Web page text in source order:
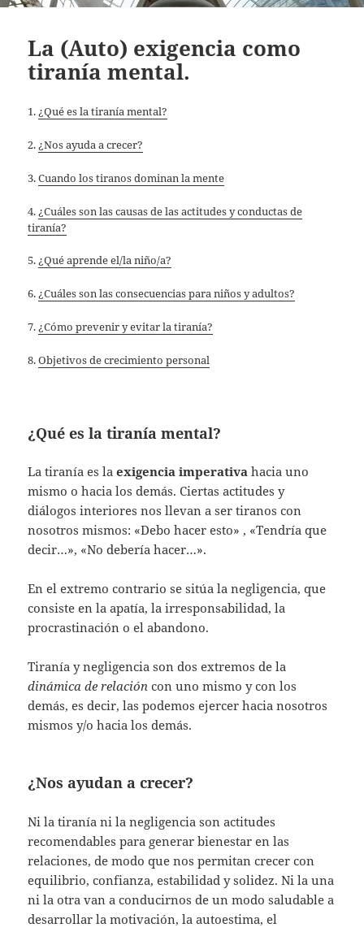
La (Auto) exigencia como
tiranía mental.
1.¿Qué es la tiranía mental?
2.¿Nos ayuda a crecer?
3.Cuando los tiranos dominan la mente
4. ¿Cuáles son las causas de las actitudes y conductas de
tiranía?
5.¿Qué aprende el/la niño/a?
6.¿Cuáles son las consecuencias para niños y adultos?
7.¿Cómo prevenir y evitar la tiranía?
8.Objetivos de crecimiento personal
¿Qué es la tiranía mental?
La tiranía es laexigencia imperativa hacia uno
mismo o hacia los demás. Ciertas actitudes y
diálogos interiores nos llevan a ser tiranos con
nosotros mismos: «Debo hacer esto» , «Tendría que
decir…», «No debería hacer…».
En el extremo contrario se sitúa la negligencia, que
consiste en la apatía, la irresponsabilidad, la
procrastinación o el abandono.
Tiranía y negligencia son dos extremos de la
dinámica de relación con uno mismo y con los
demás, es decir, las podemos ejercer hacia nosotros
mismos y/o hacia los demás.
¿Nos ayudan a crecer?
Ni la tiranía ni la negligencia son actitudes
recomendables para generar bienestar en las
relaciones, de modo que nos permitan crecer con
equilibrio, confianza, estabilidad y solidez. Ni la una
ni la otra van a conducirnos de un modo saludable a
desarrollar la motivación, la autoestima, el